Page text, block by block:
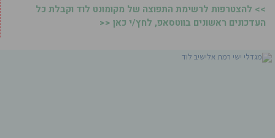
>> להצטרפות לרשימת התפוצה של מקומונט לוד וקבלת כל
העדכונים ראשונים בווטסאפ, לחץ/י כאן <<